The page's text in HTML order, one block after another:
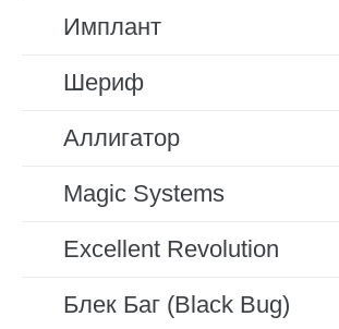
Имплант
Шериф
Аллигатор
Magic Systems
Excellent Revolution
Блек Баг (Black Bug)